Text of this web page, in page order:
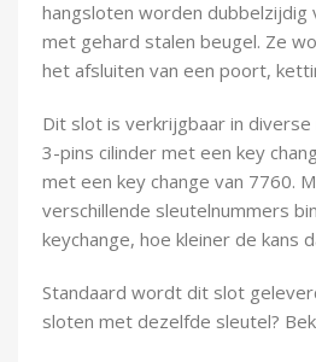
hangsloten worden dubbelzijdig
met gehard stalen beugel. Ze
het afsluiten van een poort,
Dit slot is verkrijgbaar in
3-pins cilinder met een key
met een key change van 7760.
verschillende sleutelnummers
keychange, hoe kleiner de kans
Standaard wordt dit slot
sloten met dezelfde sleutel?